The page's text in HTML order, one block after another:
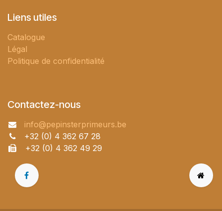
Liens utiles
Catalogue
Légal
Politique de confidentialité
Contactez-nous
info@pepinsterprimeurs.be
+32 (0) 4 362 67 28
+32 (0) 4 362 49 29